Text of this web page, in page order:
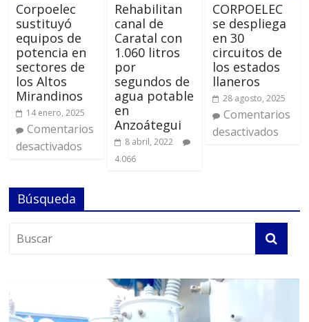
Corpoelec
sustituyó
equipos de
potencia en
sectores de
los Altos
Mirandinos
14 enero, 2025
Comentarios
desactivados
Rehabilitan
canal de
Caratal con
1.060 litros
por
segundos de
agua potable
en
Anzoátegui
8 abril, 2022
4.066
CORPOELEC
se despliega
en 30
circuitos de
los estados
llaneros
28 agosto, 2025
Comentarios
desactivados
Búsqueda